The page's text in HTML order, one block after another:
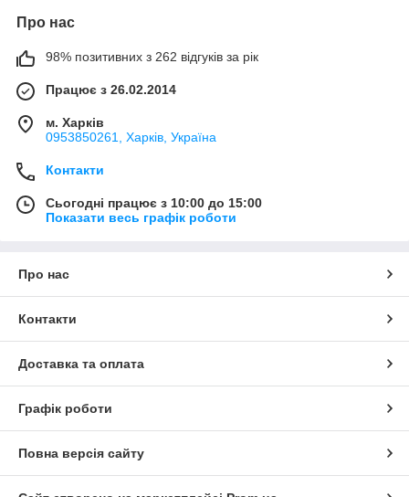
Про нас
98% позитивних з 262 відгуків за рік
Працює з 26.02.2014
м. Харків
0953850261, Харків, Україна
Контакти
Сьогодні працює з 10:00 до 15:00
Показати весь графік роботи
Про нас
Контакти
Доставка та оплата
Графік роботи
Повна версія сайту